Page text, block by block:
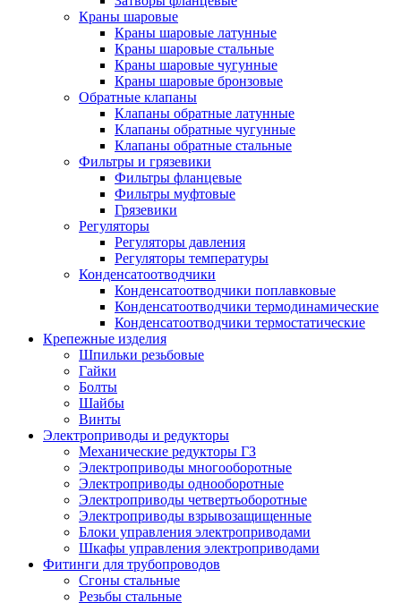
Краны шаровые
Краны шаровые латунные
Краны шаровые стальные
Краны шаровые чугунные
Краны шаровые бронзовые
Обратные клапаны
Клапаны обратные латунные
Клапаны обратные чугунные
Клапаны обратные стальные
Фильтры и грязевики
Фильтры фланцевые
Фильтры муфтовые
Грязевики
Регуляторы
Регуляторы давления
Регуляторы температуры
Конденсатоотводчики
Конденсатоотводчики поплавковые
Конденсатоотводчики термодинамические
Конденсатоотводчики термостатические
Крепежные изделия
Шпильки резьбовые
Гайки
Болты
Шайбы
Винты
Электроприводы и редукторы
Механические редукторы ГЗ
Электроприводы многооборотные
Электроприводы однооборотные
Электроприводы четвертьоборотные
Электроприводы взрывозащищенные
Блоки управления электроприводами
Шкафы управления электроприводами
Фитинги для трубопроводов
Сгоны стальные
Резьбы стальные